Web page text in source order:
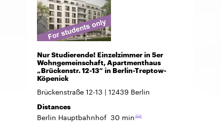
Nur Studierende! Einzelzimmer in 5er
Wohngemeinschaft, Apartmenthaus
„Brückenstr. 12-13“ in Berlin-Treptow-
Köpenick
Brückenstraße 12-13 12439 Berlin
Distances
Berlin Hauptbahnhof 30 min